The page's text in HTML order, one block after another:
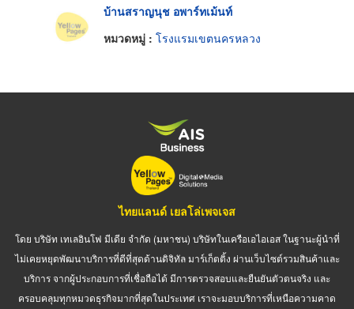
บ้านสราญนุช อพาร์ทเม้นท์
หมวดหมู่ : โรงแรมเขตนครหลวง
ไทยแลนด์ เยลโล่เพจเจส
โดย บริษัท เทเลอินโฟ มีเดีย จำกัด (มหาชน) บริษัทในเครือเอไอเอส ในฐานะผู้นำที่
ไม่เคยหยุดพัฒนาบริการที่ดีที่สุดด้านดิจิทัล มาร์เก็ตติ้ง ผ่านเว็บไซต์รวมสินค้าและ
บริการ จากผู้ประกอบการที่เชื่อถือได้ มีการตรวจสอบและยืนยันตัวตนจริง และ
ครอบคลุมทุกหมวดธุรกิจมากที่สุดในประเทศ เราจะมอบบริการที่เหนือความคาด